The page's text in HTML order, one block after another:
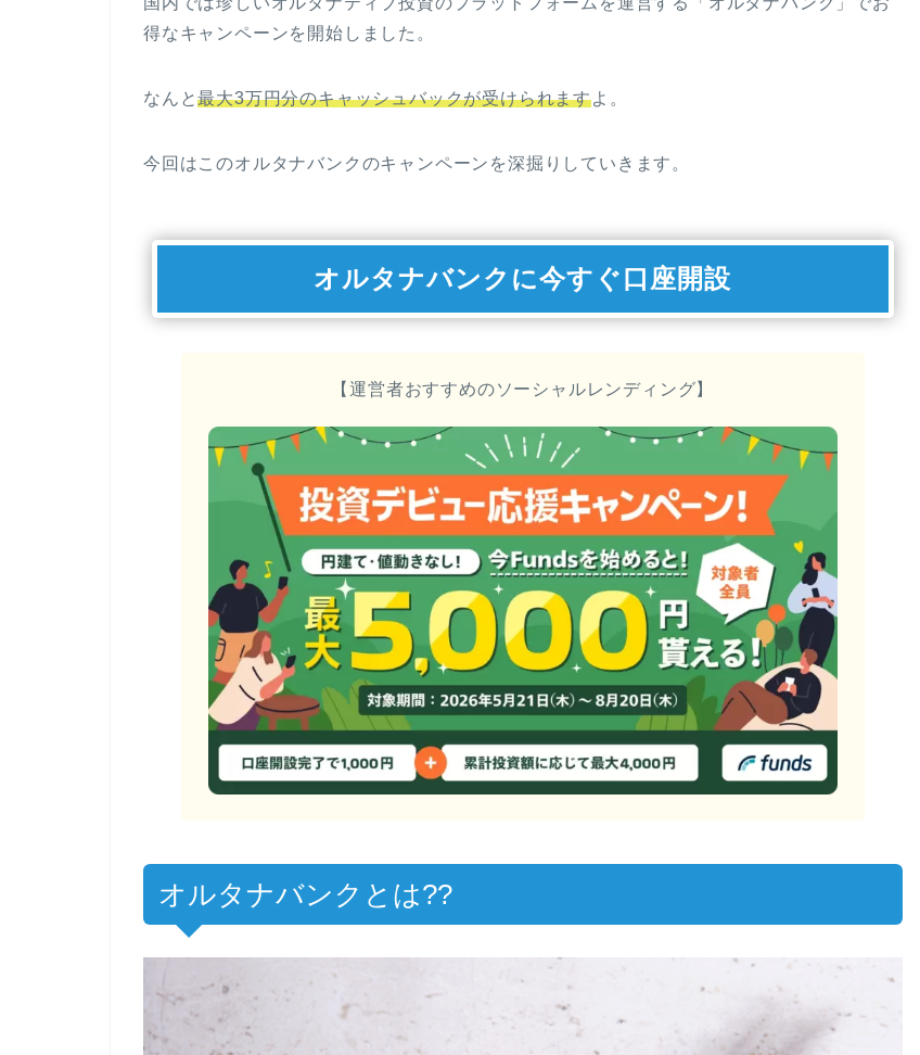
得なキャンペーンを開始しました。
なんと最大3万円分のキャッシュバックが受けられますよ。
今回はこのオルタナバンクのキャンペーンを深掘りしていきます。
オルタナバンクに今すぐ口座開設
【運営者おすすめのソーシャルレンディング】
オルタナバンクとは??